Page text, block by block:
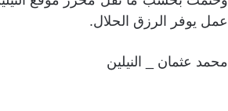
عمل يوفر الرزق الحلال.
محمد عثمان _ النيلين